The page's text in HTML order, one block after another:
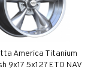
America Titanium
9x17 5x127 ET0 NAV